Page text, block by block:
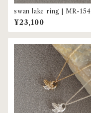
swan lake ring | MR-154
¥23,100